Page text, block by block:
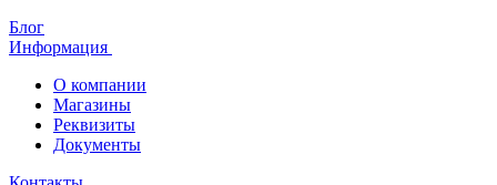
Блог
Информация
О компании
Магазины
Реквизиты
Документы